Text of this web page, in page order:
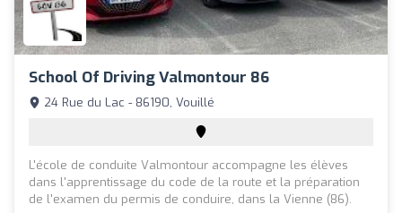
School Of Driving Valmontour 86
24 Rue du Lac - 86190, Vouillé
L'école de conduite Valmontour accompagne les élèves
dans l'apprentissage du code de la route et la préparation
de l'examen du permis de conduire, dans la Vienne (86).